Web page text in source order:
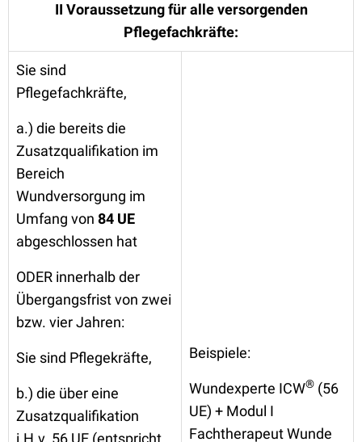
II Voraussetzungfür alle versorgenden
Pflegefachkräfte:
Sie sind
Pflegefachkräfte,
a.) die bereits die
Zusatzqualifikation im
Bereich
Wundversorgung im
Umfang von 84 UE
abgeschlossen hat
ODER innerhalb der
Übergangsfrist von zwei
bzw. vier Jahren:
Sie sind Pflegekräfte,
b.) die über eine
Zusatzqualifikation
i.H.v. 56 UE (entspricht
Beispiele:
Wundexperte ICW® (56
UE) + Modul I
Fachtherapeut Wunde